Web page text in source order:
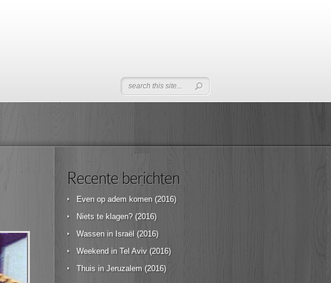
Recente berichten
Even op adem komen (2016)
Niets te klagen? (2016)
Wassen in Israël (2016)
Weekend in Tel Aviv (2016)
Thuis in Jeruzalem (2016)